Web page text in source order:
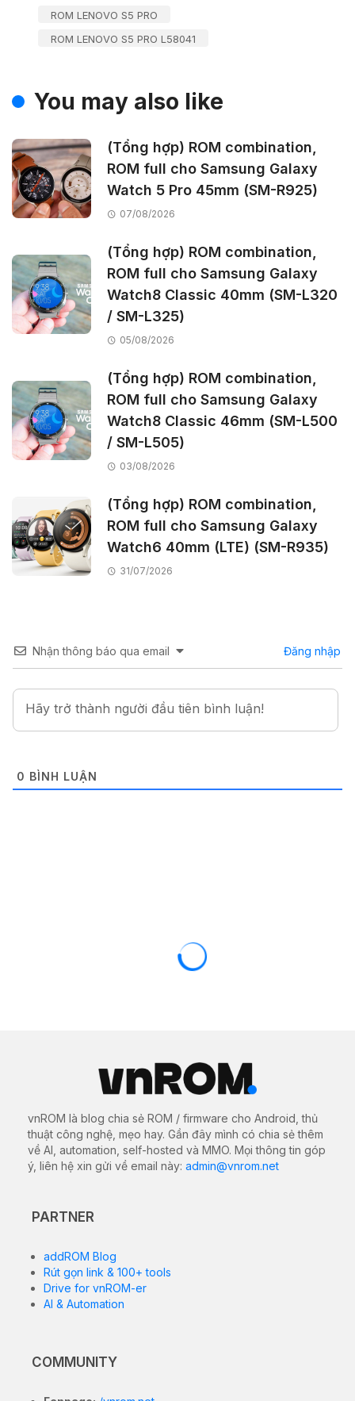
ROM LENOVO S5 PRO
ROM LENOVO S5 PRO L58041
You may also like
(Tổng hợp) ROM combination,
ROM full cho Samsung Galaxy
Watch 5 Pro 45mm (SM-R925)
07/08/2026
(Tổng hợp) ROM combination,
ROM full cho Samsung Galaxy
Watch8 Classic 40mm (SM-L320
/ SM-L325)
05/08/2026
(Tổng hợp) ROM combination,
ROM full cho Samsung Galaxy
Watch8 Classic 46mm (SM-L500
/ SM-L505)
03/08/2026
(Tổng hợp) ROM combination,
ROM full cho Samsung Galaxy
Watch6 40mm (LTE) (SM-R935)
31/07/2026
Nhận thông báo qua email Đăng nhập
0 BÌNH LUẬN
vnROM là blog chia sẻ ROM / firmware cho Android, thủ
thuật công nghệ, mẹo hay. Gần đây mình có chia sẻ thêm
về AI, automation, self-hosted và MMO. Mọi thông tin góp
ý, liên hệ xin gửi về email này: admin@vnrom.net
PARTNER
addROM Blog
Rút gọn link & 100+ tools
Drive for vnROM-er
AI & Automation
COMMUNITY